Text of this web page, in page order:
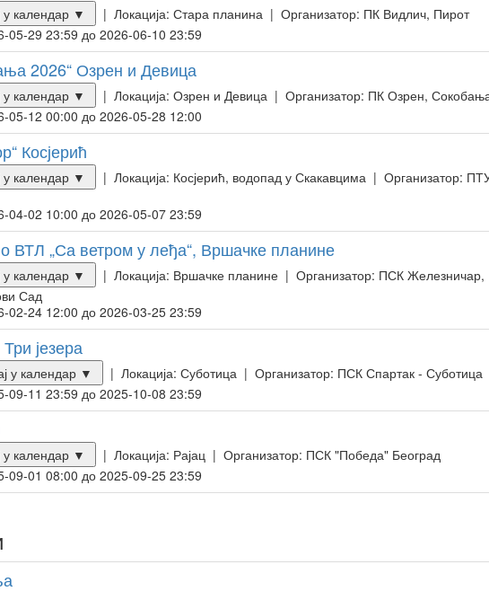
у календар ▼
| Локација: Стара планина | Организатор: ПК Видлич, Пирот
05-29 23:59 до 2026-06-10 23:59
2026“ Озрен и Девица
у календар ▼
| Локација: Озрен и Девица | Организатор: ПК Озрен,
05-12 00:00 до 2026-05-28 12:00
Косјерић
у календар ▼
| Локација: Косјерић, водопад у Скакавцима | Организатор:
04-02 10:00 до 2026-05-07 23:59
ВТЛ „Са ветром у леђа“, Вршачке планине
у календар ▼
| Локација: Вршачке планине | Организатор: ПСК Железничар,
Сад
02-24 12:00 до 2026-03-25 23:59
језера
у календар ▼
| Локација: Суботица | Организатор: ПСК Спартак - Суботица
09-11 23:59 до 2025-10-08 23:59
у календар ▼
| Локација: Рајац | Организатор: ПСК "Победа" Београд
09-01 08:00 до 2025-09-25 23:59